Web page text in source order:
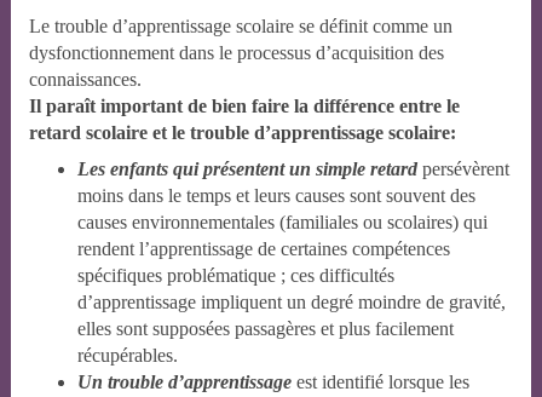
Le trouble d’apprentissage scolaire se définit comme un
dysfonctionnement dans le processus d’acquisition des
connaissances.
Il paraît important de bien faire la différence entre le
retard scolaire et le trouble d’apprentissage scolaire:
Les enfants qui présentent un simple retard persévèrent
moins dans le temps et leurs causes sont souvent des
causes environnementales (familiales ou scolaires) qui
rendent l’apprentissage de certaines compétences
spécifiques problématique ; ces difficultés
d’apprentissage impliquent un degré moindre de gravité,
elles sont supposées passagères et plus facilement
récupérables.
Un trouble d’apprentissage est identifié lorsque les